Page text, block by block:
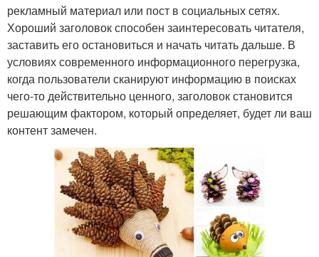
рекламный материал или пост в социальных сетях.
Хороший заголовок способен заинтересовать читателя,
заставить его остановиться и начать читать дальше. В
условиях современного информационного перегрузка,
когда пользователи сканируют информацию в поисках
чего-то действительно ценного, заголовок становится
решающим фактором, который определяет, будет ли ваш
контент замечен.